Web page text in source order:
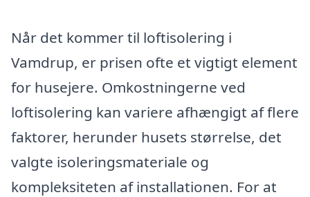
Når det kommer til loftisolering i
Vamdrup, er prisen ofte et vigtigt element
for husejere. Omkostningerne ved
loftisolering kan variere afhængigt af flere
faktorer, herunder husets størrelse, det
valgte isoleringsmateriale og
kompleksiteten af installationen. For at